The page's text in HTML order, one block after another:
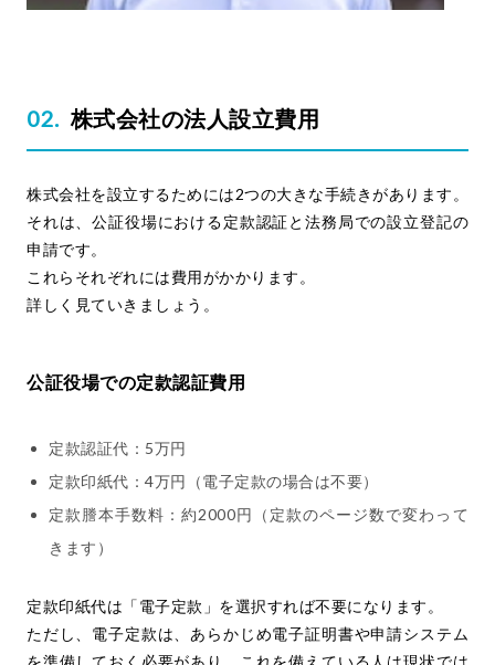
株式会社の法人設立費用
株式会社を設立するためには2つの大きな手続きがあります。
それは、公証役場における定款認証と法務局での設立登記の
申請です。
これらそれぞれには費用がかかります。
詳しく見ていきましょう。
公証役場での定款認証費用
定款認証代：5万円
定款印紙代：4万円（電子定款の場合は不要）
定款謄本手数料：約2000円（定款のページ数で変わって
きます）
定款印紙代は「電子定款」を選択すれば不要になります。
ただし、電子定款は、あらかじめ電子証明書や申請システム